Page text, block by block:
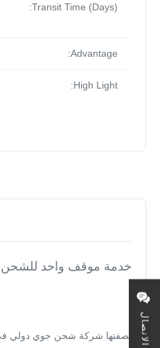
الاتصال
Transit Time (Days):
Advantage:
High Light:
خدمة موقف واحد للشحن
بصفتها شركة شحن جوي دولي في